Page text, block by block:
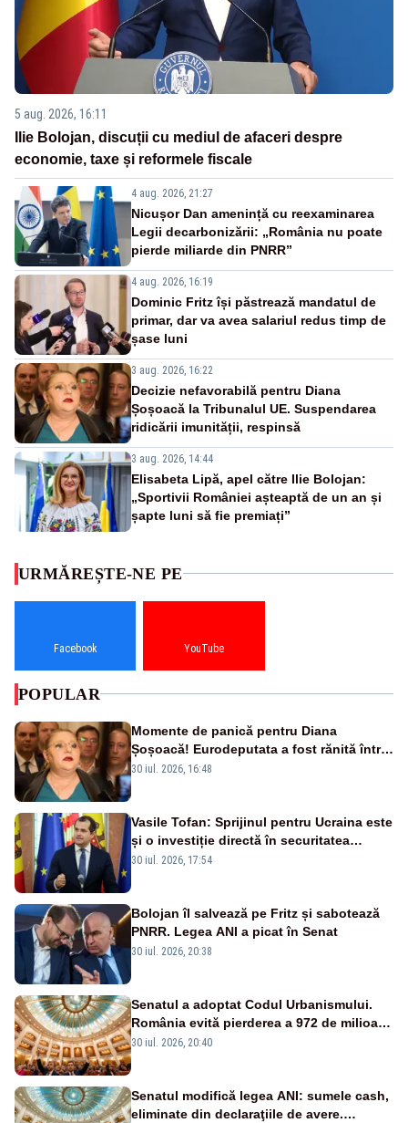
5 aug. 2026, 16:11
Ilie Bolojan, discuții cu mediul de afaceri despre
economie, taxe și reformele fiscale
4 aug. 2026, 21:27
Nicușor Dan amenință cu reexaminarea
Legii decarbonizării: „România nu poate
pierde miliarde din PNRR”
4 aug. 2026, 16:19
Dominic Fritz își păstrează mandatul de
primar, dar va avea salariul redus timp de
șase luni
3 aug. 2026, 16:22
Decizie nefavorabilă pentru Diana
Șoșoacă la Tribunalul UE. Suspendarea
ridicării imunității, respinsă
3 aug. 2026, 14:44
Elisabeta Lipă, apel către Ilie Bolojan:
„Sportivii României așteaptă de un an și
șapte luni să fie premiați”
URMĂREȘTE-NE PE
Facebook YouTube
POPULAR
Momente de panică pentru Diana
Șoșoacă! Eurodeputata a fost rănită într-
un accident rutier
30 iul. 2026, 16:48
Vasile Tofan: Sprijinul pentru Ucraina este
și o investiție directă în securitatea
Republicii Moldova și a întregii regiuni
30 iul. 2026, 17:54
Bolojan îl salvează pe Fritz și sabotează
PNRR. Legea ANI a picat în Senat
30 iul. 2026, 20:38
Senatul a adoptat Codul Urbanismului.
România evită pierderea a 972 de milioane
de euro din PNRR
30 iul. 2026, 20:40
Senatul modifică legea ANI: sumele cash,
eliminate din declaraţiile de avere.